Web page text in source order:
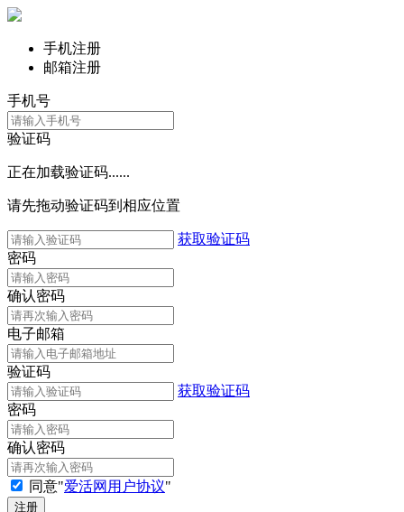
手机注册
邮箱注册
手机号
验证码
正在加载验证码......
请先拖动验证码到相应位置
获取验证码
密码
确认密码
电子邮箱
验证码
获取验证码
密码
确认密码
同意"爱活网用户协议"